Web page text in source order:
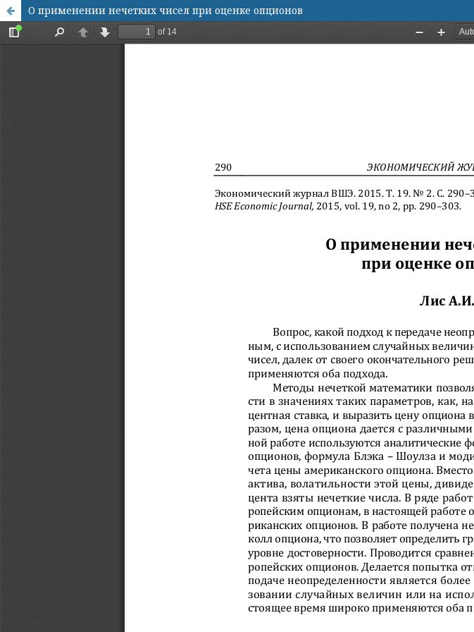
О применении нечетких чисел при оценке опционов